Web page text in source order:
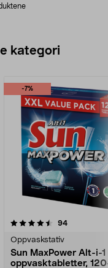
kategori
-7%
94
Oppvaskstativ
Sun MaxPower Alt-i-1
oppvasktabletter,
4.5 av 5 stjerner